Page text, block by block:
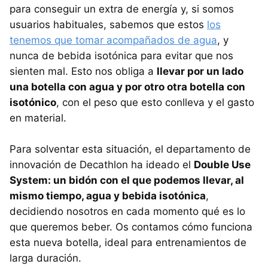
para conseguir un extra de energía y, si somos
usuarios habituales, sabemos que estos los
tenemos que tomar acompañados de agua, y
nunca de bebida isotónica para evitar que nos
sienten mal. Esto nos obliga a llevar por un lado
una botella con agua y por otro otra botella con
isotónico, con el peso que esto conlleva y el gasto
en material.
Para solventar esta situación, el departamento de
innovación de Decathlon ha ideado el Double Use
System: un bidón con el que podemos llevar, al
mismo tiempo, agua y bebida isotónica,
decidiendo nosotros en cada momento qué es lo
que queremos beber. Os contamos cómo funciona
esta nueva botella, ideal para entrenamientos de
larga duración.